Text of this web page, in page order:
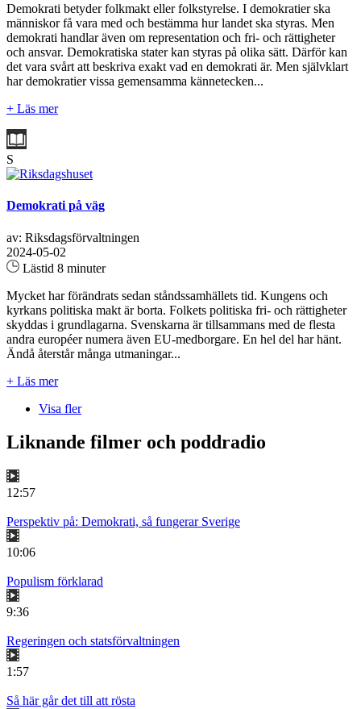
Demokrati betyder folkmakt eller folkstyrelse. I demokratier ska
människor få vara med och bestämma hur landet ska styras. Men
demokrati handlar även om representation och fri- och rättigheter
och ansvar. Demokratiska stater kan styras på olika sätt. Därför kan
det vara svårt att beskriva exakt vad en demokrati är. Men självklart
har demokratier vissa gemensamma kännetecken...
+ Läs mer
S
Demokrati på väg
av: Riksdagsförvaltningen
2024-05-02
Lästid 8 minuter
Mycket har förändrats sedan ståndssamhällets tid. Kungens och
kyrkans politiska makt är borta. Folkets politiska fri- och rättigheter
skyddas i grundlagarna. Svenskarna är tillsammans med de flesta
andra européer numera även EU-medborgare. En hel del har hänt.
Ändå återstår många utmaningar...
+ Läs mer
Visa fler
Liknande filmer och poddradio
12:57
Perspektiv på: Demokrati, så fungerar Sverige
10:06
Populism förklarad
9:36
Regeringen och statsförvaltningen
1:57
Så här går det till att rösta